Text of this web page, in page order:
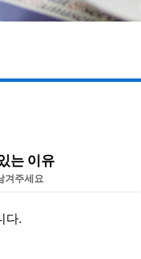
는 이유
겨주세요
다.